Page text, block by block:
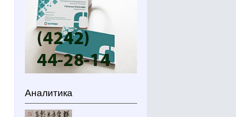
Аналитика